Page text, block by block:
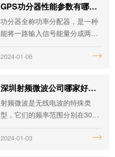
GPS功分器性能参数有哪些?如何衡量好坏？
功分器全称功率分配器，是一种
能将一路输入信号能量分成两路
或多路输出相等或不相等能量的
器件，也可反过来将多路信号能
2024-01-06
深圳射频微波公司哪家好？芯启源科技实力怎样？
射频微波是无线电波的特殊类
型，它们的频率范围分别在300K
Hz-300GHz和300MHz-300GH
z，射频微波产品具有高频、高
2024-01-03